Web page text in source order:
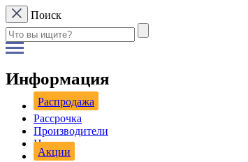
Поиск
Информация
Распродажа
Рассрочка
Производители
Новости
Акции